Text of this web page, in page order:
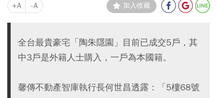
+A -A 加入收藏
全台最貴豪宅「陶朱隱園」目前已成交5戶，其
中3戶是外籍人士購入，一戶為本國籍。
馨傳不動產智庫執行長何世昌透露：「5樓68號